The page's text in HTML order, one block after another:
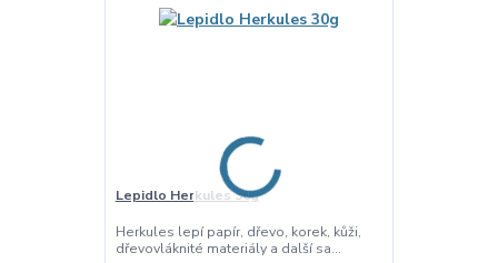
Lepidlo Herkules 30g
Herkules lepí papír, dřevo, korek, kůži,
dřevovláknité materiály a další sa...